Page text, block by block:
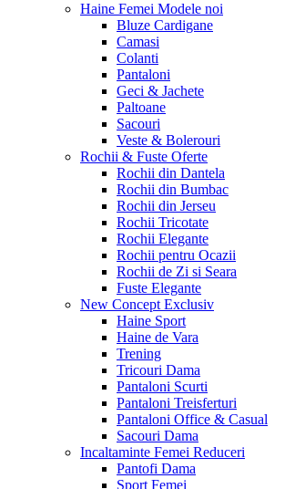
Haine Femei Modele noi
Bluze Cardigane
Camasi
Colanti
Pantaloni
Geci & Jachete
Paltoane
Sacouri
Veste & Bolerouri
Rochii & Fuste Oferte
Rochii din Dantela
Rochii din Bumbac
Rochii din Jerseu
Rochii Tricotate
Rochii Elegante
Rochii pentru Ocazii
Rochii de Zi si Seara
Fuste Elegante
New Concept Exclusiv
Haine Sport
Haine de Vara
Trening
Tricouri Dama
Pantaloni Scurti
Pantaloni Treisferturi
Pantaloni Office & Casual
Sacouri Dama
Incaltaminte Femei Reduceri
Pantofi Dama
Sport Femei